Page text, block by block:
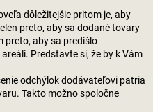
dôležitejšie pritom je, aby
preto, aby sa dodané tovary
preto, aby sa predišlo
Predstavte si, že by k Vám
odchýlok dodávateľovi patria
Takto možno spoločne